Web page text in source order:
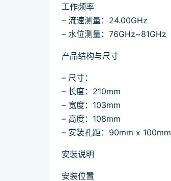
工作频率
– 流速测量：24.00GHz
– 水位测量：76GHz~81GHz
产品结构与尺寸
– 尺寸：
– 长度：210mm
– 宽度：103mm
– 高度：108mm
– 安装孔距：90mm x 100mm
安装说明
安装位置